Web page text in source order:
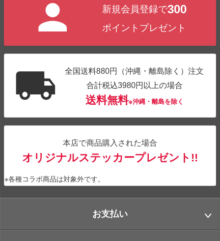
新規会員登録で300
ポイントプレゼント
全国送料880円（沖縄・離島除く）注文
合計税込3980円以上の場合
送料無料※沖縄・離島を除く
本店で商品購入された場合
オリジナルステッカープレゼント!!
※各種コラボ商品は対象外です。
お支払い